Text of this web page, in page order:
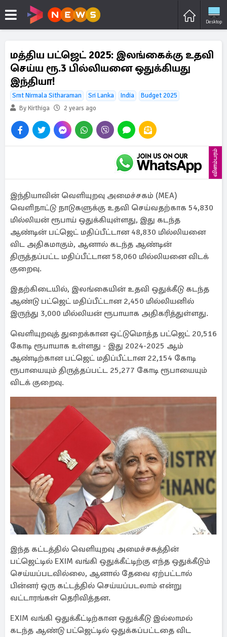
Desktop
மத்திய பட்ஜெட் 2025: இலங்கைக்கு உதவி
செய்ய ரூ.3 பில்லியனை ஒதுக்கியது
இந்தியா!
Smt Nirmala Sitharaman Sri Lanka India
Budget 2025
By Kirthiga
2 years ago
விளம்பரம்
இந்தியாவின் வெளியுறவு அமைச்சகம் (MEA)
வெளிநாட்டு நாடுகளுக்கு உதவி செய்வதற்காக 54,830
மில்லியன் ரூபாய் ஒதுக்கியுள்ளது, இது கடந்த
ஆண்டின் பட்ஜெட் மதிப்பீட்டான 48,830 மில்லியனை
விட அதிகமாகும், ஆனால் கடந்த ஆண்டின்
திருத்தப்பட்ட மதிப்பீட்டான 58,060 மில்லியனை விடக்
குறைவு.
இதற்கிடையில், இலங்கையின் உதவி ஒதுக்கீடு கடந்த
ஆண்டு பட்ஜெட் மதிப்பீட்டான 2,450 மில்லியனில்
இருந்து 3,000 மில்லியன் ரூபாயாக அதிகரித்துள்ளது.
வெளியுறவுத் துறைக்கான ஒட்டுமொத்த பட்ஜெட் 20,516
கோடி ரூபாயாக உள்ளது - இது 2024-2025 ஆம்
ஆண்டிற்கான பட்ஜெட் மதிப்பீட்டான 22,154 கோடி
ரூபாயையும் திருத்தப்பட்ட 25,277 கோடி ரூபாயையும்
விடக் குறைவு.
இந்த கட்டத்தில் வெளியுறவு அமைச்சகத்தின்
பட்ஜெட்டில் EXIM வங்கி ஒதுக்கீட்டிற்கு எந்த ஒதுக்கீடும்
செய்யப்படவில்லை, ஆனால் தேவை ஏற்பட்டால்
பின்னர் ஒரு கட்டத்தில் செய்யப்படலாம் என்று
வட்டாரங்கள் தெரிவித்தன.
EXIM வங்கி ஒதுக்கீட்டிற்கான ஒதுக்கீடு இல்லாமல்
கடந்த ஆண்டு பட்ஜெட்டில் ஒதுக்கப்பட்டதை விட